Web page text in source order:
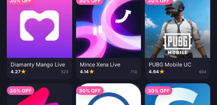
Diamanty Mango Live
4.27★ 523
Mince Xena Live
4.14★ 710
PUBG Mobile UC
4.64★ 604
30% OFF 30% OFF 30% OFF